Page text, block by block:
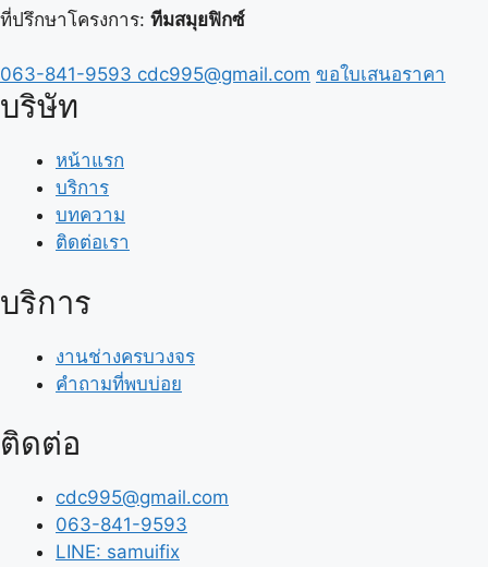
ที่ปรึกษาโครงการ: ทีมสมุยฟิกซ์
063-841-9593 cdc995@gmail.com ขอใบเสนอราคา
บริษัท
หน้าแรก
บริการ
บทความ
ติดต่อเรา
บริการ
งานช่างครบวงจร
คำถามที่พบบ่อย
ติดต่อ
cdc995@gmail.com
063-841-9593
LINE: samuifix